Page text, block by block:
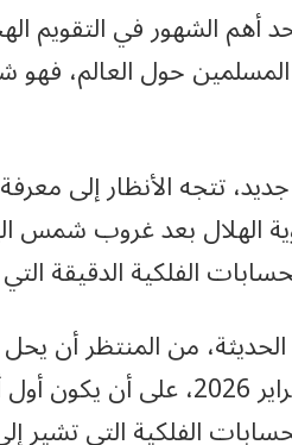
أهم الشهور في التقويم
حول العالم، فهو
تتجه الأنظار إلى
الهلال بعد غروب شمس
الفلكية الدقيقة
الحسابات الفلكية التي